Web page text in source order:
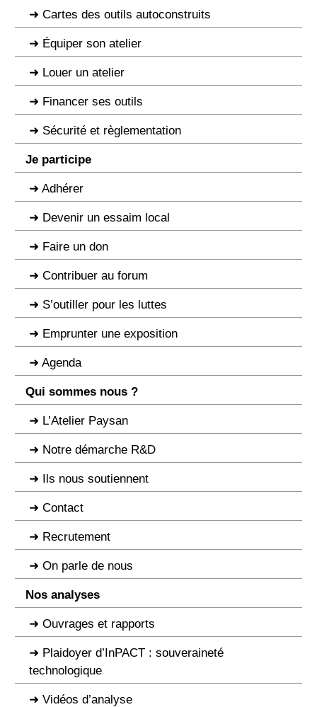
Cartes des outils autoconstruits
Équiper son atelier
Louer un atelier
Financer ses outils
Sécurité et règlementation
Je participe
Adhérer
Devenir un essaim local
Faire un don
Contribuer au forum
S’outiller pour les luttes
Emprunter une exposition
Agenda
Qui sommes nous ?
L’Atelier Paysan
Notre démarche R&D
Ils nous soutiennent
Contact
Recrutement
On parle de nous
Nos analyses
Ouvrages et rapports
Plaidoyer d’InPACT : souveraineté
technologique
Vidéos d’analyse